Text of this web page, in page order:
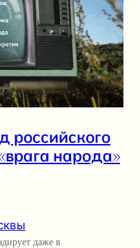
российского
народа»
даже в